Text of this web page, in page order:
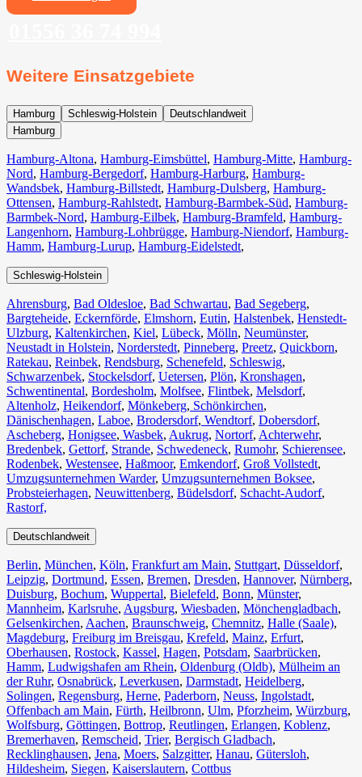
Weitere Einsatzgebiete
Hamburg Schleswig-Holstein
Deutschlandweit
Hamburg
Hamburg-Altona, Hamburg-Eimsbüttel, Hamburg-Mitte, Hamburg-
Nord, Hamburg-Bergedorf, Hamburg-Harburg, Hamburg-
Wandsbek, Hamburg-Billstedt, Hamburg-Dulsberg, Hamburg-
Ottensen, Hamburg-Rahlstedt, Hamburg-Barmbek-Süd, Hamburg-
Barmbek-Nord, Hamburg-Eilbek, Hamburg-Bramfeld, Hamburg-
Langenhorn, Hamburg-Lohbrügge, Hamburg-Niendorf, Hamburg-
Hamm, Hamburg-Lurup, Hamburg-Eidelstedt,
Schleswig-Holstein
Ahrensburg, Bad Oldesloe, Bad Schwartau, Bad Segeberg,
Bargteheide, Eckernförde, Elmshorn, Eutin, Halstenbek, Henstedt-
Ulzburg, Kaltenkirchen, Kiel, Lübeck, Mölln, Neumünster,
Neustadt in Holstein, Norderstedt, Pinneberg, Preetz, Quickborn,
Ratekau, Reinbek, Rendsburg, Schenefeld, Schleswig,
Schwarzenbek, Stockelsdorf, Uetersen, Plön, Kronshagen,
Schwentinental, Bordesholm, Molfsee, Flintbek, Melsdorf,
Altenholz, Heikendorf, Mönkeberg, Schönkirchen,
Dänischenhagen, Laboe, Brodersdorf, Wendtorf, Dobersdorf,
Ascheberg, Honigsee, Wasbek, Aukrug, Nortorf, Achterwehr,
Bredenbek, Gettorf, Strande, Schwedeneck, Rumohr, Schierensee,
Rodenbek, Westensee, Haßmoor, Emkendorf, Groß Vollstedt,
Umzugsunternehmen Warder, Umzugsunternehmen Boksee,
Probsteierhagen, Neuwittenberg, Büdelsdorf, Schacht-Audorf,
Rastorf,
Deutschlandweit
Berlin⁠, München, Köln⁠, Frankfurt am Main, Stuttgart, Düsseldorf,
Leipzig, Dortmund, Essen, Bremen, Dresden, Hannover, Nürnberg,
Duisburg⁠, Bochum, Wuppertal⁠, Bielefeld⁠, Bonn⁠, Münster⁠,
Mannheim, Karlsruhe, Augsburg, Wiesbaden⁠, Mönchengladbach⁠,
Gelsenkirchen⁠, Aachen⁠, Braunschweig, Chemnitz⁠, Halle (Saale)⁠,
Magdeburg, Freiburg im Breisgau⁠, Krefeld⁠, Mainz⁠, Erfurt,
Oberhausen⁠, Rostock⁠, Kassel⁠, Hagen, Potsdam, Saarbrücken⁠,
Hamm, Ludwigshafen am Rhein⁠, Oldenburg (Oldb), Mülheim an
der Ruhr, Osnabrück⁠, Leverkusen, Darmstadt⁠, Heidelberg,
Solingen, Regensburg, Herne⁠, Paderborn, Neuss, Ingolstadt,
Offenbach am Main, Fürth⁠, Heilbronn, Ulm⁠, Pforzheim, Würzburg,
Wolfsburg⁠, Göttingen, Bottrop, Reutlingen, Erlangen⁠, Koblenz,
Bremerhaven⁠, Remscheid, Trier⁠, Bergisch Gladbach,
Recklinghausen, Jena⁠, Moers⁠, Salzgitter⁠, Hanau, Gütersloh,
Hildesheim⁠, Siegen⁠, Kaiserslautern⁠, Cottbus⁠